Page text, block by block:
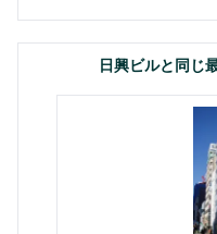
日興ビルと同じ